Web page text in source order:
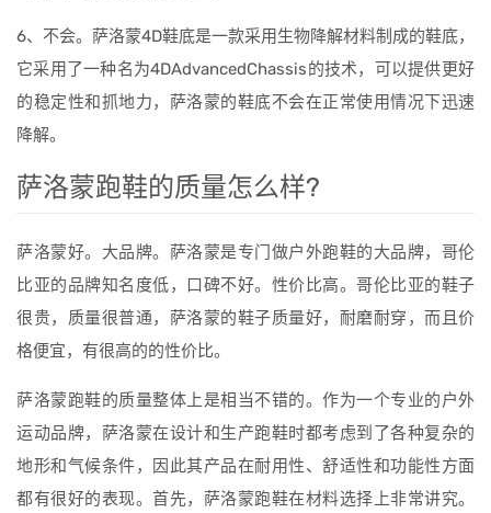
6、不会。萨洛蒙4D鞋底是一款采用生物降解材料制成的鞋底，
它采用了一种名为4DAdvancedChassis的技术，可以提供更好
的稳定性和抓地力，萨洛蒙的鞋底不会在正常使用情况下迅速
降解。
萨洛蒙跑鞋的质量怎么样?
萨洛蒙好。大品牌。萨洛蒙是专门做户外跑鞋的大品牌，哥伦
比亚的品牌知名度低，口碑不好。性价比高。哥伦比亚的鞋子
很贵，质量很普通，萨洛蒙的鞋子质量好，耐磨耐穿，而且价
格便宜，有很高的的性价比。
萨洛蒙跑鞋的质量整体上是相当不错的。作为一个专业的户外
运动品牌，萨洛蒙在设计和生产跑鞋时都考虑到了各种复杂的
地形和气候条件，因此其产品在耐用性、舒适性和功能性方面
都有很好的表现。首先，萨洛蒙跑鞋在材料选择上非常讲究。